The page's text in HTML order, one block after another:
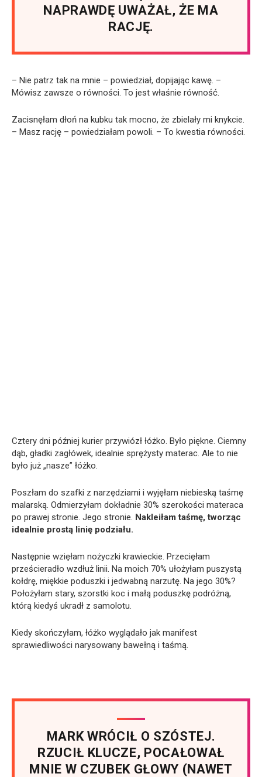
NAPRAWDĘ UWAŻAŁ, ŻE MA
RACJĘ.
– Nie patrz tak na mnie – powiedział, dopijając kawę. –
Mówisz zawsze o równości. To jest właśnie równość.
Zacisnęłam dłoń na kubku tak mocno, że zbielały mi knykcie.
– Masz rację – powiedziałam powoli. – To kwestia równości.
Cztery dni później kurier przywiózł łóżko. Było piękne. Ciemny
dąb, gładki zagłówek, idealnie sprężysty materac. Ale to nie
było już „nasze” łóżko.
Poszłam do szafki z narzędziami i wyjęłam niebieską taśmę
malarską. Odmierzyłam dokładnie 30% szerokości materaca
po prawej stronie. Jego stronie. Nakleiłam taśmę, tworząc
idealnie prostą linię podziału.
Następnie wzięłam nożyczki krawieckie. Przecięłam
prześcieradło wzdłuż linii. Na moich 70% ułożyłam puszystą
kołdrę, miękkie poduszki i jedwabną narzutę. Na jego 30%?
Położyłam stary, szorstki koc i małą poduszkę podróżną,
którą kiedyś ukradł z samolotu.
Kiedy skończyłam, łóżko wyglądało jak manifest
sprawiedliwości narysowany bawełną i taśmą.
MARK WRÓCIŁ O SZÓSTEJ.
RZUCIŁ KLUCZE, POCAŁOWAŁ
MNIE W CZUBEK GŁOWY (NAWET